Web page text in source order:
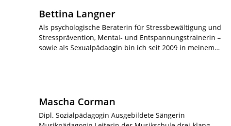
Bettina Langner
Als psychologische Beraterin für Stressbewältigung und
Stressprävention, Mental- und Entspannungstrainerin –
sowie als Sexualpädaogin bin ich seit 2009 in meinem…
Mascha Corman
Dipl. Sozialpädagogin Ausgebildete Sängerin